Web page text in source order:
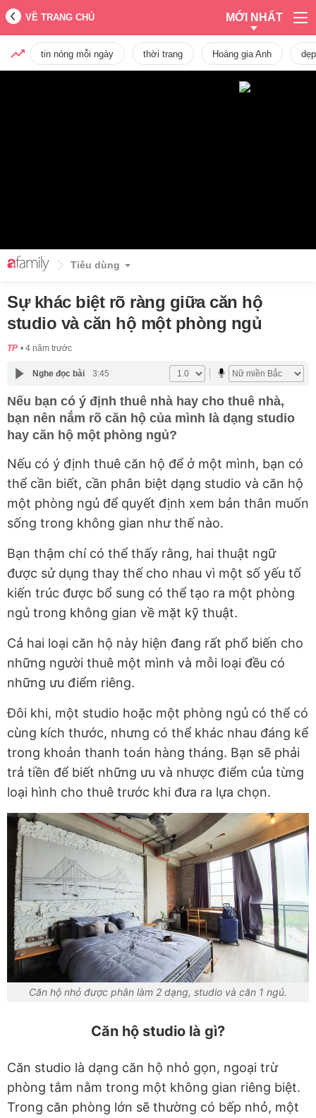
VỀ TRANG CHỦ MỚI NHẤT
tin nóng mỗi ngày thời trang Hoàng gia Anh dẹp
Tiêu dùng
Sự khác biệt rõ ràng giữa căn hộ
studio và căn hộ một phòng ngủ
TP 4 năm trước
Nghe đọc bài 3:45
Nếu bạn có ý định thuê nhà hay cho thuê nhà,
bạn nên nắm rõ căn hộ của mình là dạng studio
hay căn hộ một phòng ngủ?
Nếu có ý định thuê căn hộ để ở một mình, bạn có
thể cần biết, cần phân biệt dạng studio và căn hộ
một phòng ngủ để quyết định xem bản thân muốn
sống trong không gian như thế nào.
Bạn thậm chí có thể thấy rằng, hai thuật ngữ
được sử dụng thay thế cho nhau vì một số yếu tố
kiến trúc được bổ sung có thể tạo ra một phòng
ngủ trong không gian về mặt kỹ thuật.
Cả hai loại căn hộ này hiện đang rất phổ biến cho
những người thuê một mình và mỗi loại đều có
những ưu điểm riêng.
Đôi khi, một studio hoặc một phòng ngủ có thể có
cùng kích thước, nhưng có thể khác nhau đáng kể
trong khoản thanh toán hàng tháng. Bạn sẽ phải
trả tiền để biết những ưu và nhược điểm của từng
loại hình cho thuê trước khi đưa ra lựa chọn.
Căn hộ nhỏ được phân làm 2 dạng, studio và căn 1 ngủ.
Căn hộ studio là gì?
Căn studio là dạng căn hộ nhỏ gọn, ngoại trừ
phòng tắm nằm trong một không gian riêng biệt.
Trong căn phòng lớn sẽ thường có bếp nhỏ, một